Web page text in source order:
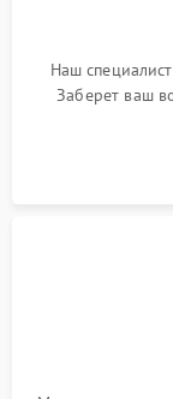
Наш
Заберет ваш